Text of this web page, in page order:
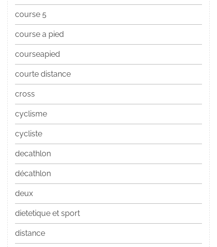
course 5
course a pied
courseapied
courte distance
cross
cyclisme
cycliste
decathlon
décathlon
deux
dietetique et sport
distance